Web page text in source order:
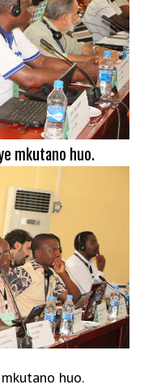
mkutano huo.
huo.